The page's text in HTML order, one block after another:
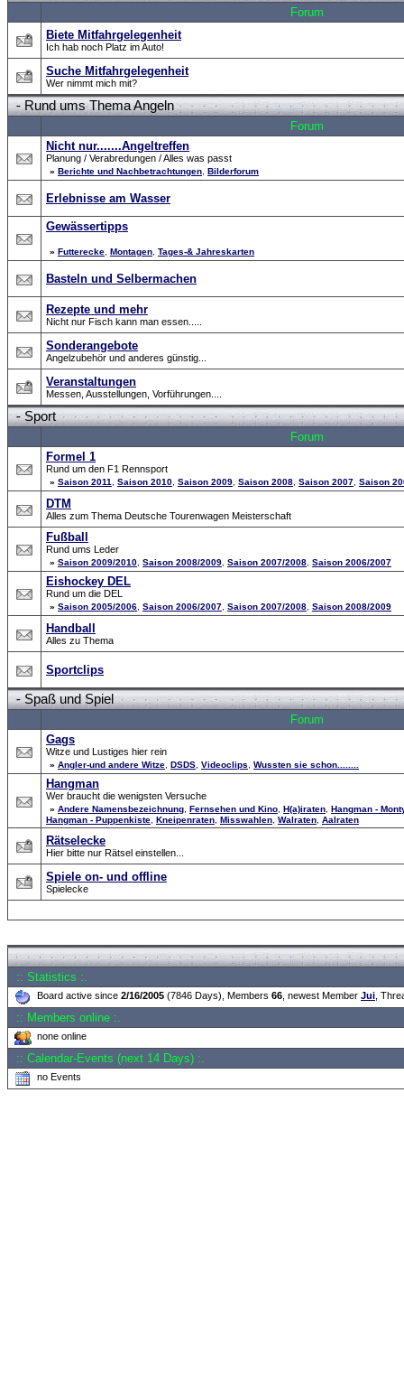
Forum
Biete Mitfahrgelegenheit
Ich hab noch Platz im Auto!
Suche Mitfahrgelegenheit
Wer nimmt mich mit?
- Rund ums Thema Angeln
Forum
Nicht nur.......Angeltreffen
Planung / Verabredungen / Alles was passt
» Berichte und Nachbetrachtungen Bilderforum
Erlebnisse am Wasser
Gewässertipps
» Futterecke Montagen Tages-& Jahreskarten
Basteln und Selbermachen
Rezepte und mehr
Nicht nur Fisch kann man essen.....
Sonderangebote
Angelzubehör und anderes günstig...
Veranstaltungen
Messen, Ausstellungen, Vorführungen....
- Sport
Forum
Formel 1
Rund um den F1 Rennsport
» Saison 2011 Saison 2010 Saison 2009 Saison 2008 Saison 2007 Saison
DTM
Alles zum Thema Deutsche Tourenwagen Meisterschaft
Fußball
Rund ums Leder
» Saison 2009/2010 Saison 2008/2009 Saison 2007/2008 Saison 2006/2007
Eishockey DEL
Rund um die DEL
» Saison 2005/2006 Saison 2006/2007 Saison 2007/2008 Saison 2008/2009
Handball
Alles zu Thema
Sportclips
- Spaß und Spiel
Forum
Gags
Witze und Lustiges hier rein
» Angler-und andere Witze DSDS Videoclips Wussten sie schon........
Hangman
Wer braucht die wenigsten Versuche
» Andere Namensbezeichnung Fernsehen und Kino H(a)iraten Hangman -
Hangman - Puppenkiste Kneipenraten Misswahlen Walraten Aalraten
Rätselecke
Hier bitte nur Rätsel einstellen...
Spiele on- und offline
Spielecke
:: Statistics :.
Board active since 2/16/2005 (7846 Days), Members 66 , newest Member Jui ,
:: Members online :.
none online
:: Calendar-Events (next 14 Days) :.
no Events